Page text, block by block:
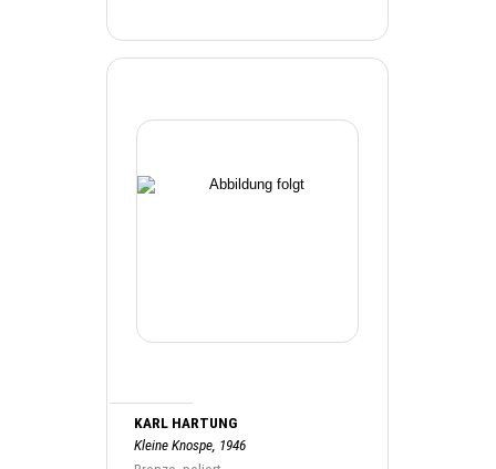
KARL HARTUNG
Kleine Knospe, 1946